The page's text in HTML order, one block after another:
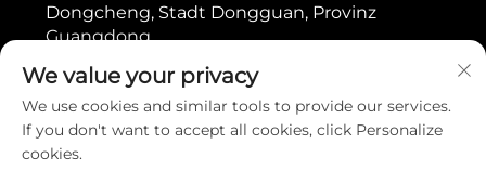
Dongcheng, Stadt Dongguan, Provinz
Guangdong
Urheberrecht © 2026 durch Dongguan Gaoshang Machinery
Co., Ltd.
Datenschutzrichtlinie
We value your privacy
We use cookies and similar tools to provide our services.
If you don't want to accept all cookies, click Personalize
cookies.